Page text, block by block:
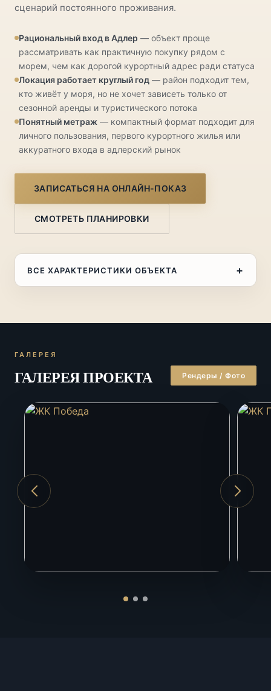
сценарий постоянного проживания.
Рациональный вход в Адлер — объект проще
рассматривать как практичную покупку рядом с
морем, чем как дорогой курортный адрес ради статуса
Локация работает круглый год — район подходит тем,
кто живёт у моря, но не хочет зависеть только от
сезонной аренды и туристического потока
Понятный метраж — компактный формат подходит для
личного пользования, первого курортного жилья или
аккуратного входа в адлерский рынок
ЗАПИСАТЬСЯ НА ОНЛАЙН-ПОКАЗ
СМОТРЕТЬ ПЛАНИРОВКИ
ВСЕ ХАРАКТЕРИСТИКИ ОБЪЕКТА +
Площадь 34,5 м² м²
Этажность 6
ЖД вокзал Адлер
ГАЛЕРЕЯ
ГАЛЕРЕЯ ПРОЕКТА Рендеры / Фото